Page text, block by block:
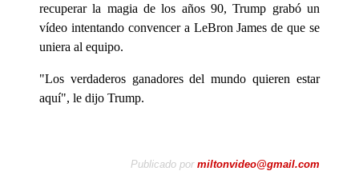
recuperar la magia de los años 90, Trump grabó un
vídeo intentando convencer a LeBron James de que se
uniera al equipo.
"Los verdaderos ganadores del mundo quieren estar
aquí", le dijo Trump.
Publicado por miltonvideo@gmail.com